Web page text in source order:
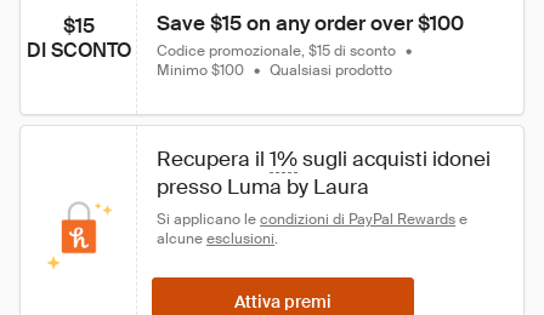
$15
DI SCONTO
Save $15 on any order over $100
Codice promozionale, $15 di sconto •
Minimo $100 • Qualsiasi prodotto
Recupera il 1% sugli acquisti idonei
presso Luma by Laura
Si applicano le condizioni di PayPal Rewards e
alcune esclusioni.
Attiva premi